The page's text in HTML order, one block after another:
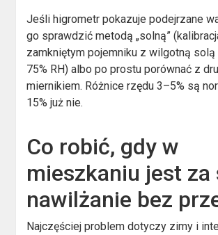
Jeśli higrometr pokazuje podejrzane
go sprawdzić metodą „solną”
zamkniętym pojemniku z wilgotną
75% RH) albo po prostu porównać z
miernikiem. Różnice rzędu 3–5% są
15% już nie.
Co robić, gdy w
mieszkaniu jest za
nawilżanie bez
Najczęściej problem dotyczy zimy i